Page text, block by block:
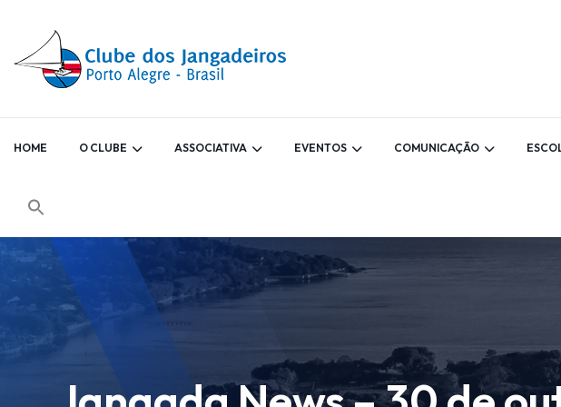
HOME O CLUBE ASSOCIATIVA EVENTOS COMUNICAÇÃO